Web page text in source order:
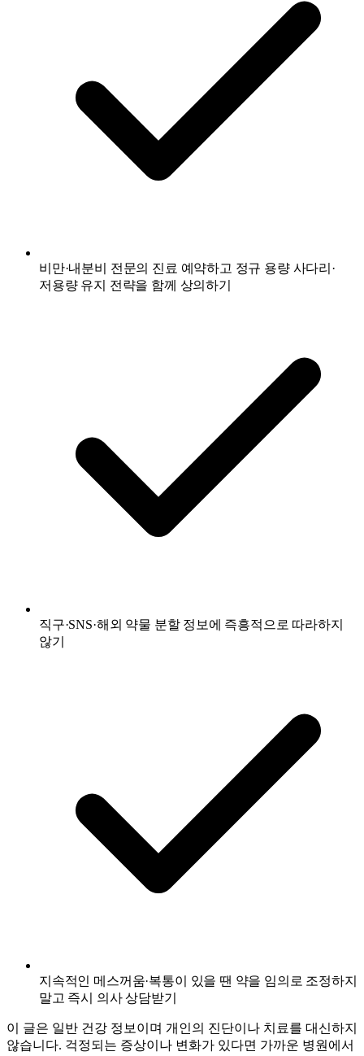
비만·내분비 전문의 진료 예약하고 정규 용량 사다리·
저용량 유지 전략을 함께 상의하기
직구·SNS·해외 약물 분할 정보에 즉흥적으로 따라하지
않기
지속적인 메스꺼움·복통이 있을 땐 약을 임의로 조정하지
말고 즉시 의사 상담받기
이 글은 일반 건강 정보이며 개인의 진단이나 치료를 대신하지
않습니다. 걱정되는 증상이나 변화가 있다면 가까운 병원에서